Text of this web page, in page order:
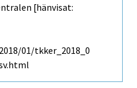
[hänvisat:
01/tkker_2018_0